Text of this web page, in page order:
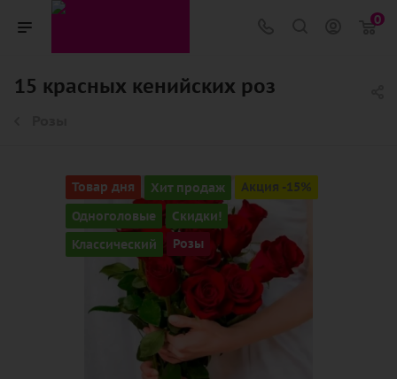
0
15 красных кенийских роз
Товар дня Хит продаж Акция -15%
Одноголовые
Скидки!
Классический
Розы